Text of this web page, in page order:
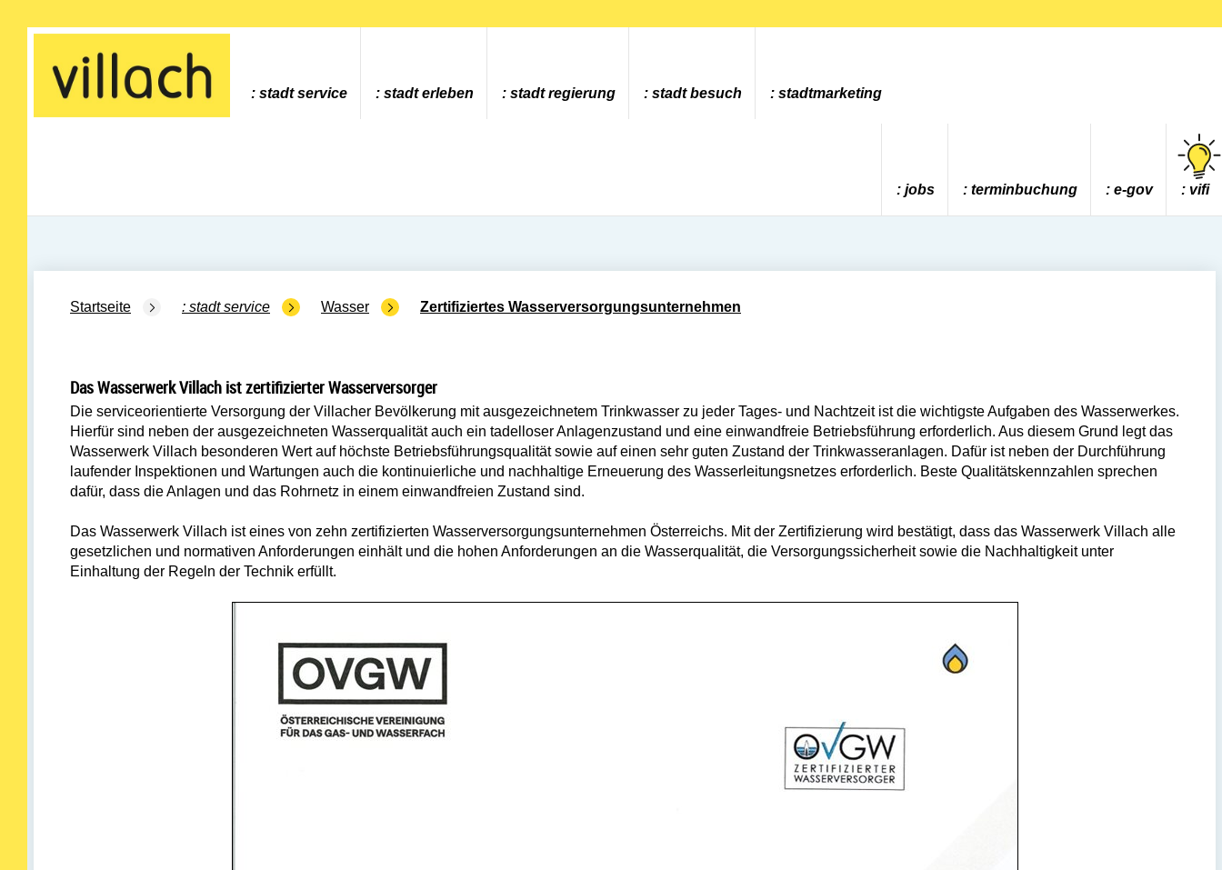
Gehe zur Startseite
stadt service stadt erleben stadt regierung stadt besuch stadtmarketing
jobs terminbuchung e-gov vifi
Startseite stadt service Wasser Zertifiziertes Wasserversorgungsunternehmen
Das Wasserwerk Villach ist zertifizierter Wasserversorger
Die serviceorientierte Versorgung der Villacher Bevölkerung mit ausgezeichnetem Trinkwasser zu jeder Tages- und Nachtzeit ist die wichtigste Aufgaben des Wasserwerkes.
Hierfür sind neben der ausgezeichneten Wasserqualität auch ein tadelloser Anlagenzustand und eine einwandfreie Betriebsführung erforderlich. Aus diesem Grund legt das
Wasserwerk Villach besonderen Wert auf höchste Betriebsführungsqualität sowie auf einen sehr guten Zustand der Trinkwasseranlagen. Dafür ist neben der Durchführung
laufender Inspektionen und Wartungen auch die kontinuierliche und nachhaltige Erneuerung des Wasserleitungsnetzes erforderlich. Beste Qualitätskennzahlen sprechen
dafür, dass die Anlagen und das Rohrnetz in einem einwandfreien Zustand sind.
Das Wasserwerk Villach ist eines von zehn zertifizierten Wasserversorgungsunternehmen Österreichs. Mit der Zertifizierung wird bestätigt, dass das Wasserwerk Villach alle
gesetzlichen und normativen Anforderungen einhält und die hohen Anforderungen an die Wasserqualität, die Versorgungssicherheit sowie die Nachhaltigkeit unter
Einhaltung der Regeln der Technik erfüllt.